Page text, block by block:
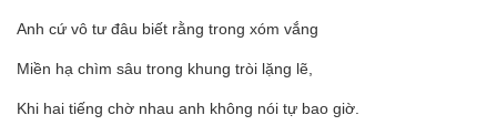
Anh cứ vô tư đâu biết rằng trong xóm vắng
Miền hạ chìm sâu trong khung tròi lặng lẽ,
Khi hai tiếng chờ nhau anh không nói tự bao giờ.